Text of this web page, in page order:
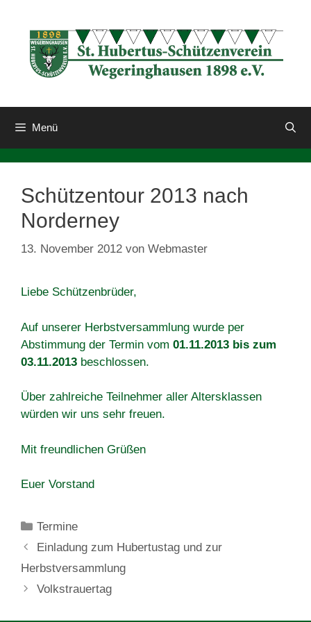
springen
Menü
Schützentour 2013 nach
Norderney
13. November 2012 von Webmaster
Liebe Schützenbrüder,
Auf unserer Herbstversammlung wurde per
Abstimmung der Termin vom 01.11.2013 bis zum
03.11.2013 beschlossen.
Über zahlreiche Teilnehmer aller Altersklassen
würden wir uns sehr freuen.
Mit freundlichen Grüßen
Euer Vorstand
Kategorien
Termine
Einladung zum Hubertustag und zur
Herbstversammlung
Volkstrauertag